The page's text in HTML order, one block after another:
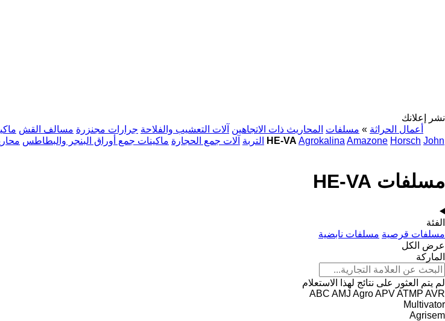
نشر إعلانك
أعمال الحراثة » مسلفات المحاريث ذات الاتجاهين آلات التعشيب والفلاحة جرارات مجنزرة مسالف القش
التربة آلات جمع الحجارة ماكينات جمع أوراق البنجر والبطاطس مسلفات HE-VA Agrokalina Amazone Horsch John
مسلفات HE-VA
الفئة
مسلفات قرصية مسلفات نابضية
عرض الكل
الماركة
لم يتم العثور على نتائج لهذا الاستعلام
ABC AMJ AgroAPVATMP AVR
Multivator
Agrisem